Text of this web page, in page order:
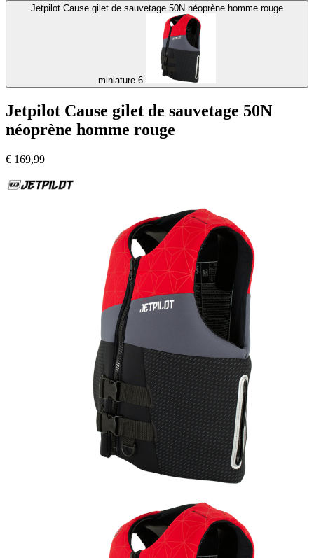
Jetpilot Cause gilet de sauvetage 50N néoprène homme rouge
miniature 6
Jetpilot Cause gilet de sauvetage 50N
néoprène homme rouge
€ 169,99